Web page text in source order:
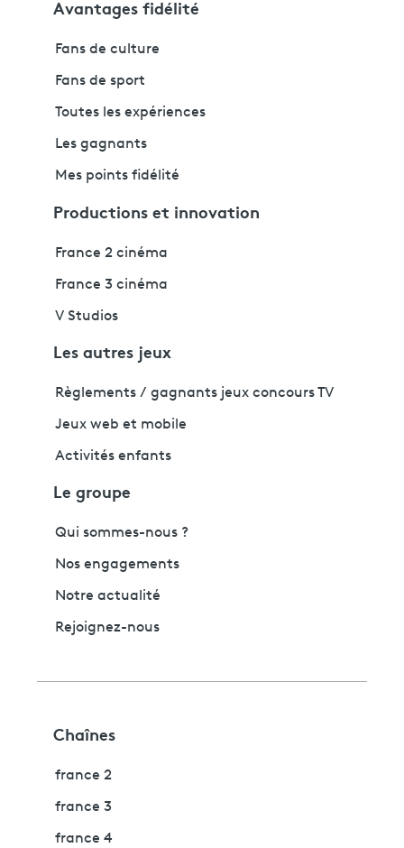
Avantages fidélité
Fans de culture
Fans de sport
Toutes les expériences
Les gagnants
Mes points fidélité
Productions et innovation
France 2 cinéma
France 3 cinéma
V Studios
Les autres jeux
Règlements / gagnants jeux concours TV
Jeux web et mobile
Activités enfants
Le groupe
Qui sommes-nous ?
Nos engagements
Notre actualité
Rejoignez-nous
Chaînes
france 2
france 3
france 4